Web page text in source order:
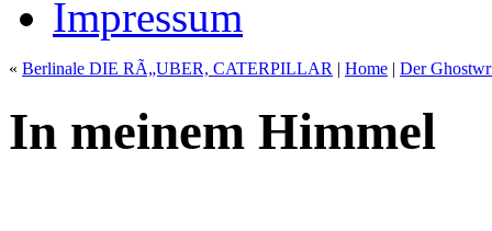
Impressum
« Berlinale DIE RÃ„UBER, CATERPILLAR | Home | Der
In meinem Himmel